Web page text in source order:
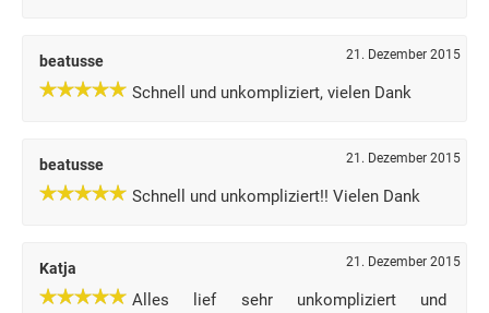
beatusse 21. Dezember 2015
Schnell und unkompliziert, vielen Dank
beatusse 21. Dezember 2015
Schnell und unkompliziert!! Vielen Dank
Katja 21. Dezember 2015
Alles lief sehr unkompliziert und